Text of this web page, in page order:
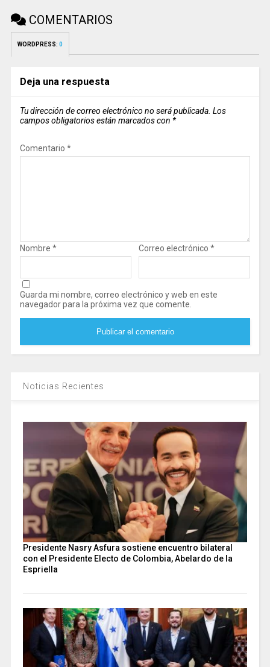
COMENTARIOS
WORDPRESS: 0
Deja una respuesta
Tu dirección de correo electrónico no será publicada. Los
campos obligatorios están marcados con *
Comentario *
Nombre * Correo electrónico *
Guarda mi nombre, correo electrónico y web en este
navegador para la próxima vez que comente.
Noticias Recientes
Presidente Nasry Asfura sostiene encuentro bilateral
con el Presidente Electo de Colombia, Abelardo de la
Espriella